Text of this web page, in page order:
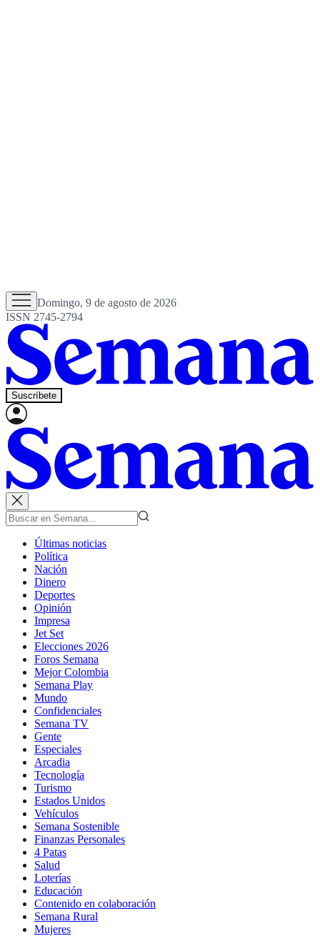
Domingo, 9 de agosto de 2026
ISSN 2745-2794
Suscríbete
Últimas noticias
Política
Nación
Dinero
Deportes
Opinión
Impresa
Jet Set
Elecciones 2026
Foros Semana
Mejor Colombia
Semana Play
Mundo
Confidenciales
Semana TV
Gente
Especiales
Arcadia
Tecnología
Turismo
Estados Unidos
Vehículos
Semana Sostenible
Finanzas Personales
4 Patas
Salud
Loterías
Educación
Contenido en colaboración
Semana Rural
Mujeres